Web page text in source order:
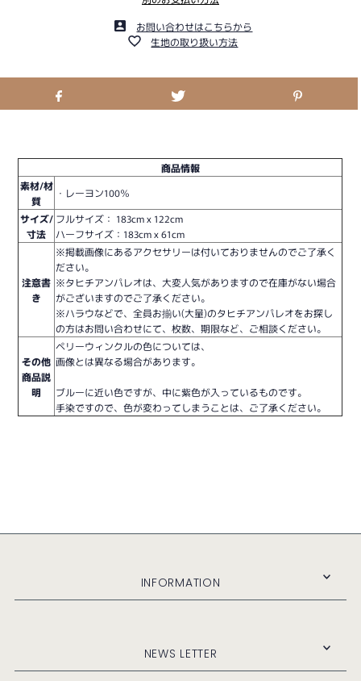
お問い合わせはこちらから
生地の取り扱い方法
商品情報
素材/材
質
・レーヨン100％
サイズ/
寸法
フルサイズ： 183cm x 122cm
ハーフサイズ： 183cm x 61cm
注意書
き
※掲載画像にあるアクセサリーは付いておりませんのでご了承く
ださい。
※タヒチアンパレオは、大変人気がありますので在庫がない場合
がございますのでご了承ください。
※ハラウなどで、全員お揃い(大量)のタヒチアンパレオをお探し
の方はお問い合わせにて、枚数、期限など、ご相談ください。
その他
商品説
明
ペリーウィンクルの色については、
画像とは異なる場合があります。
ブルーに近い色ですが、中に紫色が入っているものです。
手染ですので、色が変わってしまうことは、ご了承ください。
INFORMATION
NEWS LETTER